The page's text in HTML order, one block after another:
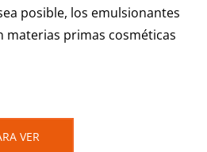
posible, los emulsionantes
materias primas cosméticas
VER